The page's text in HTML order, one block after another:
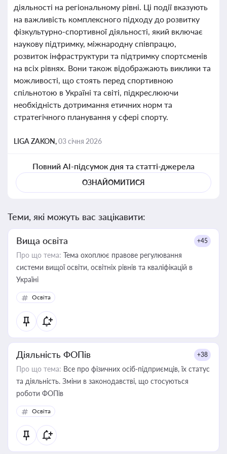
діяльності на регіональному рівні. Ці події вказують
на важливість комплексного підходу до розвитку
фізкультурно-спортивної діяльності, який включає
наукову підтримку, міжнародну співпрацю,
розвиток інфраструктури та підтримку спортсменів
на всіх рівнях. Вони також відображають виклики та
можливості, що стоять перед спортивною
спільнотою в Україні та світі, підкреслюючи
необхідність дотримання етичних норм та
стратегічного планування у сфері спорту.
LIGA ZAKON,03 січня 2026
Повний AI-підсумок дня та статті-джерела
ОЗНАЙОМИТИСЯ
Теми, які можуть вас зацікавити:
Вища освіта +45
Про що тема: Тема охоплює правове регулювання
системи вищої освіти, освітніх рівнів та кваліфікацій в
Україні
Освіта
Діяльність ФОПів +38
Про що тема: Все про фізичних осіб-підприємців, їх статус
та діяльність. Зміни в законодавстві, що стосуються
роботи ФОПів
Освіта